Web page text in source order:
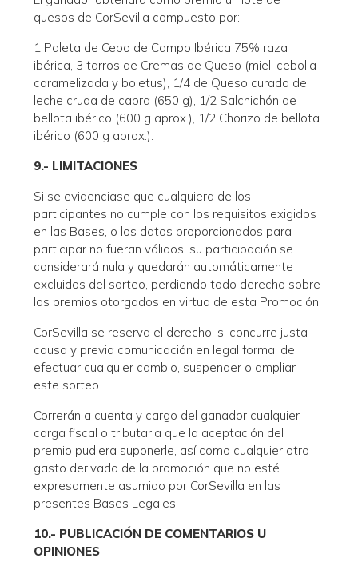
quesos de CorSevilla compuesto por:
1 Paleta de Cebo de Campo Ibérica 75% raza
ibérica, 3 tarros de Cremas de Queso (miel, cebolla
caramelizada y boletus), 1/4 de Queso curado de
leche cruda de cabra (650 g), 1/2 Salchichón de
bellota ibérico (600 g aprox.), 1/2 Chorizo de bellota
ibérico (600 g aprox.).
9.- LIMITACIONES
Si se evidenciase que cualquiera de los
participantes no cumple con los requisitos exigidos
en las Bases, o los datos proporcionados para
participar no fueran válidos, su participación se
considerará nula y quedarán automáticamente
excluidos del sorteo, perdiendo todo derecho sobre
los premios otorgados en virtud de esta Promoción.
CorSevilla se reserva el derecho, si concurre justa
causa y previa comunicación en legal forma, de
efectuar cualquier cambio, suspender o ampliar
este sorteo.
Correrán a cuenta y cargo del ganador cualquier
carga fiscal o tributaria que la aceptación del
premio pudiera suponerle, así como cualquier otro
gasto derivado de la promoción que no esté
expresamente asumido por CorSevilla en las
presentes Bases Legales.
10.- PUBLICACIÓN DE COMENTARIOS U
OPINIONES